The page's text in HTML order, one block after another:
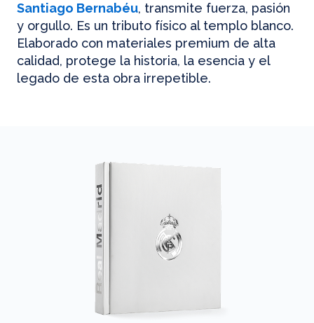
Santiago Bernabéu, transmite fuerza, pasión
y orgullo. Es un tributo físico al templo blanco.
Elaborado con materiales premium de alta
calidad, protege la historia, la esencia y el
legado de esta obra irrepetible.